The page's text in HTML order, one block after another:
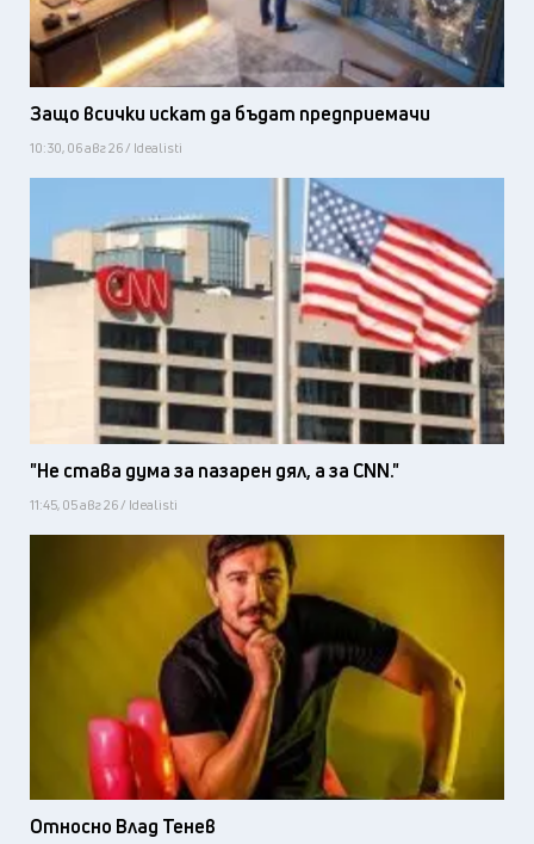
Защо всички искат да бъдат предприемачи
10:30, 06 авг 26 / Idealisti
"Не става дума за пазарен дял, а за CNN."
11:45, 05 авг 26 / Idealisti
Относно Влад Тенев